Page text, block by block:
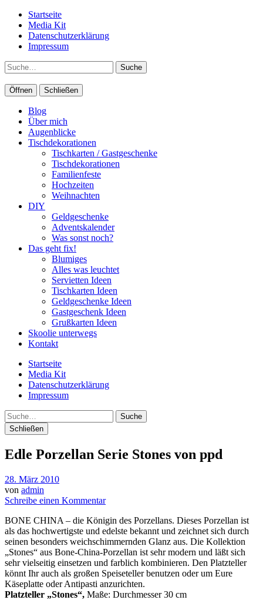
Startseite
Media Kit
Datenschutzerklärung
Impressum
Suche
Öffnen Schließen
Blog
Über mich
Augenblicke
Tischdekorationen
Tischkarten / Gastgeschenke
Tischdekorationen
Familienfeste
Hochzeiten
Weihnachten
DIY
Geldgeschenke
Adventskalender
Was sonst noch?
Das geht fix!
Blumiges
Alles was leuchtet
Servietten Ideen
Tischkarten Ideen
Geldgeschenke Ideen
Gastgeschenk Ideen
Grußkarten Ideen
Skoolie unterwegs
Kontakt
Startseite
Media Kit
Datenschutzerklärung
Impressum
Suche
Schließen
Edle Porzellan Serie Stones von ppd
28. März 2010
von admin
Schreibe einen Kommentar
BONE CHINA – die Königin des Porzellans. Dieses Porzellan ist
als das hochwertigste und edelste bekannt und zeichnet sich durch
seinen besonders weichschimmernden Glanz aus. Die Kollektion
„Stones“ aus Bone-China-Porzellan ist sehr modern und läßt sich
sehr vielseitig einsetzen und farblich kombinieren. Den Platzteller
könnt Ihr auch als großen Speiseteller benutzen oder um Eure
Käseplatte oder Antipasti anzurichten.
Platzteller „Stones“, Maße: Durchmesser 30 cm